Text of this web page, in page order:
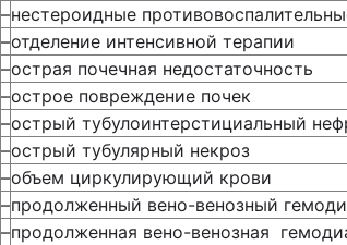
–нестероидные
–отделение интенсивной терапии
–острая почечная недостаточность
–острое повреждение почек
–острый тубулоинтерстициальный
–острый тубулярный некроз
–объем циркулирующий крови
–продолженный вено-венозный
–продолженная вено-венозная